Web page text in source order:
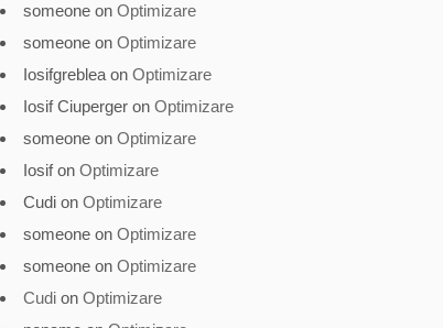
someone on Optimizare
someone on Optimizare
Iosifgreblea on Optimizare
Iosif Ciuperger on Optimizare
someone on Optimizare
Iosifon Optimizare
Cudi on Optimizare
someone on Optimizare
someone on Optimizare
Cudi on Optimizare